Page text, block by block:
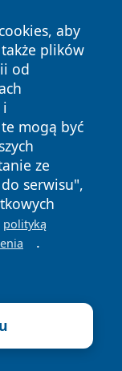
aby
także plików
od
mogą być
ze
serwisu",
polityką
.
prawa
Polityka
Cookies